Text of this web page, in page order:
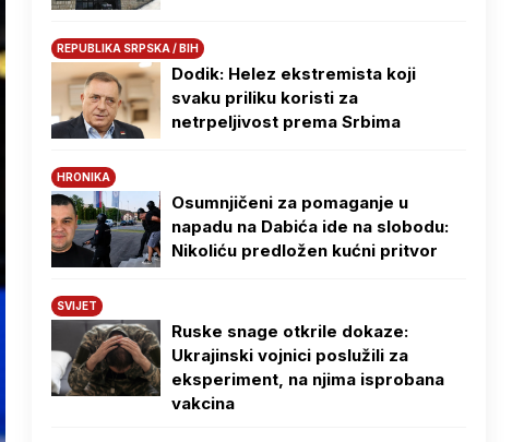
REPUBLIKA SRPSKA / BIH
Dodik: Helez ekstremista koji
svaku priliku koristi za
netrpeljivost prema Srbima
HRONIKA
Osumnjičeni za pomaganje u
napadu na Dabića ide na slobodu:
Nikoliću predložen kućni pritvor
SVIJET
Ruske snage otkrile dokaze:
Ukrajinski vojnici poslužili za
eksperiment, na njima isprobana
vakcina